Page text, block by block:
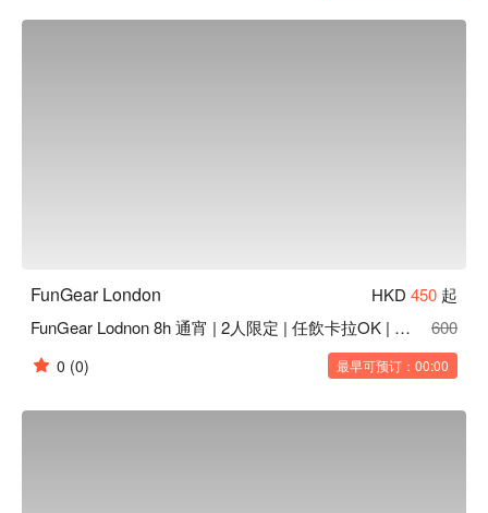
FunGear London HKD 450 起
FunGear Lodnon 8h 通宵 | 2人限定 | 任飲卡拉OK | Mong Kok Party Room
600
0 (0) 最早可预订：00:00